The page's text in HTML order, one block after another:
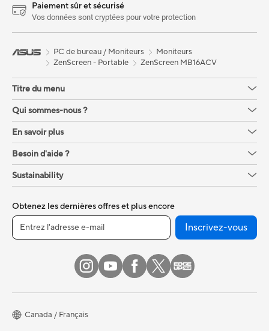
Paiement sûr et sécurisé
Vos données sont cryptées pour votre protection
PC de bureau / Moniteurs
Moniteurs
ZenScreen - Portable
ZenScreen MB16ACV
Titre du menu
Qui sommes-nous ?
En savoir plus
Besoin d'aide ?
Sustainability
Obtenez les dernières offres et plus encore
Inscrivez-vous
Canada / Français